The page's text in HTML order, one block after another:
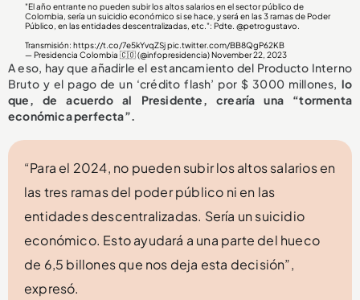
"El año entrante no pueden subir los altos salarios en el sector público de
Colombia, sería un suicidio económico si se hace, y será en las 3 ramas de Poder
Público, en las entidades descentralizadas, etc.": Pdte.@petrogustavo
Transmisión:https://t.co/7e5kYvqZSj pic.twitter.com/BB8QgP62KB
— Presidencia Colombia 🇨🇴 (@infopresidencia)November 22, 2023
A eso, hay que añadirle el estancamiento del Producto Interno
Bruto y el pago de un ‘crédito flash’ por $ 3000 millones, lo
que, de acuerdo al Presidente, crearía una “tormenta
económica perfecta”.
“Para el 2024, no pueden subir los altos salarios en
las tres ramas del poder público ni en las
entidades descentralizadas. Sería un suicidio
económico. Esto ayudará a una parte del hueco
de 6,5 billones que nos deja esta decisión”,
expresó.